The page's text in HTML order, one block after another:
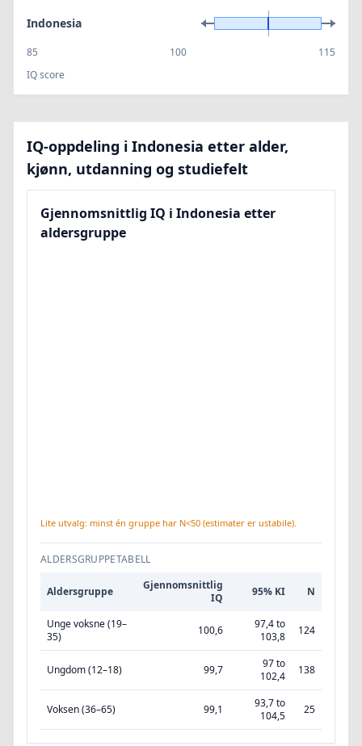
Indonesia
85 100
115
IQ score
IQ-oppdeling i Indonesia etter alder,
kjønn, utdanning og studiefelt
Gjennomsnittlig IQ i Indonesia etter
aldersgruppe
Lite utvalg: minst én gruppe har N<50 (estimater er ustabile).
ALDERSGRUPPETABELL
Aldersgruppe
Gjennomsnittlig
IQ
95% KI N
Unge voksne (19–
35)
100,6
97,4 to
103,8
124
Ungdom (12–18) 99,7
97 to
102,4
138
Voksen (36–65) 99,1
93,7 to
104,5
25